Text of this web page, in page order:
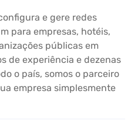
e gere redes
para empresas, hotéis,
públicas em
de experiência e dezenas
o país, somos o parceiro
empresa simplesmente